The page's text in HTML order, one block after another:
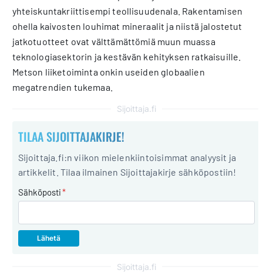
yhteiskuntakriittisempi teollisuudenala. Rakentamisen
ohella kaivosten louhimat mineraalit ja niistä jalostetut
jatkotuotteet ovat välttämättömiä muun muassa
teknologiasektorin ja kestävän kehityksen ratkaisuille.
Metson liiketoiminta onkin useiden globaalien
megatrendien tukemaa.
Sijoittaja.fi
TILAA SIJOITTAJAKIRJE!
Sijoittaja.fi:n viikon mielenkiintoisimmat analyysit ja
artikkelit. Tilaa ilmainen Sijoittajakirje sähköpostiin!
Sähköposti*
Sijoittaja.fi